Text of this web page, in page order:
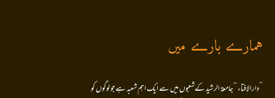
ہمارے بارے میں
’’دارالافتاء ‘‘جامعۃ الرشید کےشعبوں میں سے ایک اہم شعبہ ہے جو لوگوں کو